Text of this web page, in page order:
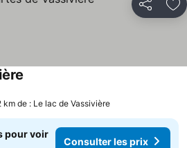
Partager
km de : Le lac de Vassivière
pour voir
Consulter les prix